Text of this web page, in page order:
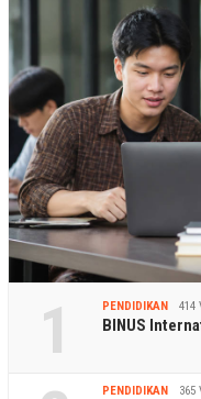
1 PENDIDIKAN 414
BINUS
PENDIDIKAN 365